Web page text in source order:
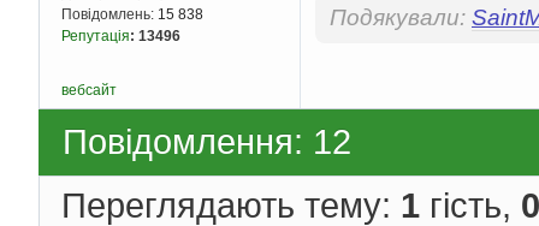
Повідомлень: 15 838
Репутація: 13496
Подякували:
вебсайт
Повідомлення: 12
Переглядають тему: 1 гість, 0